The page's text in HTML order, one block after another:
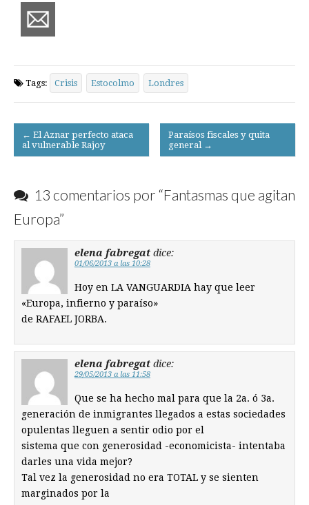
Tags: Crisis Estocolmo Londres
Post
navigation
← El Aznar perfecto ataca
al vulnerable Rajoy
Paraísos fiscales y quita
general →
13 comentarios por “Fantasmas que agitan
Europa”
elena fabregat dice:
01/06/2013 a las 10:28
Hoy en LA VANGUARDIA hay que leer
«Europa, infierno y paraíso»
de RAFAEL JORBA.
elena fabregat dice:
29/05/2013 a las 11:58
Que se ha hecho mal para que la 2a. ó 3a.
generación de inmigrantes llegados a estas sociedades
opulentas lleguen a sentir odio por el
sistema que con generosidad -economicista- intentaba
darles una vida mejor?
Tal vez la generosidad no era TOTAL y se sienten
marginados por la